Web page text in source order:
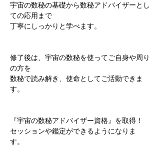
宇宙の数秘の基礎から数秘アドバイザーとし
ての応用まで
丁寧にしっかりと学べます。
修了後は、宇宙の数秘を使ってご自身や周り
の方を
数秘で読み解き、使命としてご活動できま
す。
『宇宙の数秘アドバイザー資格』を取得！
セッションや鑑定ができるようになりま
す。